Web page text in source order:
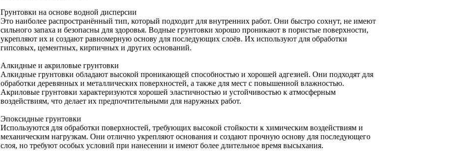
Грунтовки на основе водной дисперсии
Это наиболее распространённый тип, который подходит для внутренних работ. Они быстро сохнут, не имеют
сильного запаха и безопасны для здоровья. Водные грунтовки хорошо проникают в пористые поверхности,
укрепляют их и создают равномерную основу для последующих слоёв. Их используют для обработки
гипсовых, цементных, кирпичных и других оснований.
Алкидные и акриловые грунтовки
Алкидные грунтовки обладают высокой проникающей способностью и хорошей адгезией. Они подходят для
обработки деревянных и металлических поверхностей, а также для мест с повышенной влажностью.
Акриловые грунтовки характеризуются хорошей эластичностью и устойчивостью к атмосферным
воздействиям, что делает их предпочтительными для наружных работ.
Эпоксидные грунтовки
Используются для обработки поверхностей, требующих высокой стойкости к химическим воздействиям и
механическим нагрузкам. Они отлично укрепляют основания и создают прочную основу для последующего
слоя, но требуют особых условий при нанесении и имеют более длительное время высыхания.